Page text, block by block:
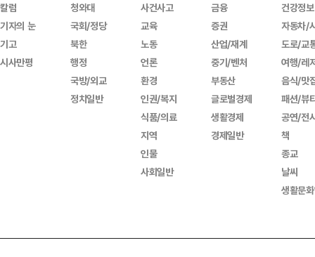
칼럼
기자의 눈
기고
시사만평
청와대
국회/정당
북한
행정
국방/외교
정치일반
사건사고
교육
노동
언론
환경
인권/복지
식품/의료
지역
인물
사회일반
금융
증권
산업/재계
중기/벤처
부동산
글로벌경제
생활경제
경제일반
건강정보
자동차/
도로/교
여행/레
음식/맛
패션/뷰
공연/전
책
종교
날씨
생활문